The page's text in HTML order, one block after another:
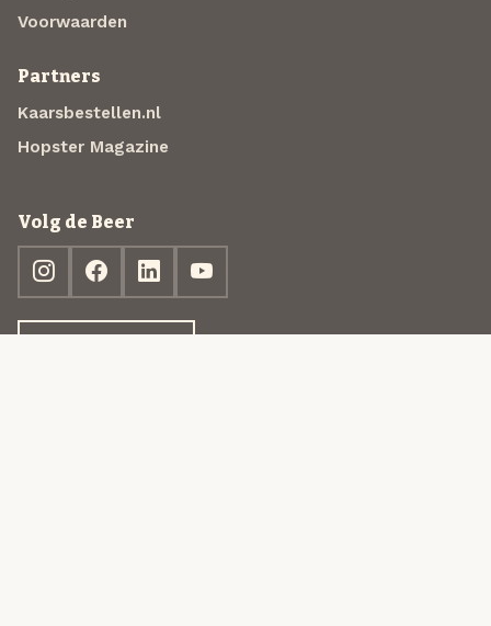
Voorwaarden
Partners
Kaarsbestellen.nl
Hopster Magazine
Volg de Beer